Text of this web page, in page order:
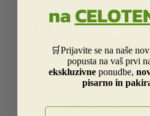
Šolski program

 
Kolekcija Street
Otroška Street
Kolekcija Centrum
Kolekcija Real
na
🛒Prijavite se na naše
popusta na vaš prvi
ekskluzivneponudbe,
pisarno in
E-naslov